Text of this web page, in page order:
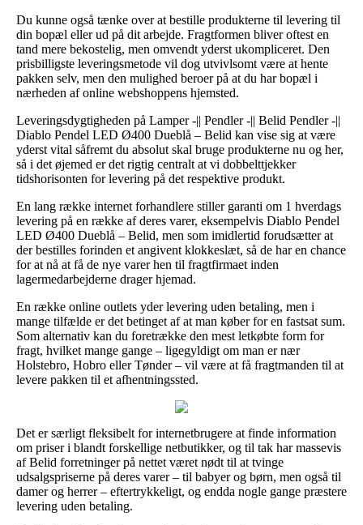
Du kunne også tænke over at bestille produkterne til levering til
din bopæl eller ud på dit arbejde. Fragtformen bliver oftest en
tand mere bekostelig, men omvendt yderst ukompliceret. Den
prisbilligste leveringsmetode vil dog utvivlsomt være at hente
pakken selv, men den mulighed beroer på at du har bopæl i
nærheden af online webshoppens hjemsted.
Leveringsdygtigheden på Lamper -|| Pendler -|| Belid Pendler -||
Diablo Pendel LED Ø400 Dueblå – Belid kan vise sig at være
yderst vital såfremt du absolut skal bruge produkterne nu og her,
så i det øjemed er det rigtig centralt at vi dobbelttjekker
tidshorisonten for levering på det respektive produkt.
En lang række internet forhandlere stiller garanti om 1 hverdags
levering på en række af deres varer, eksempelvis Diablo Pendel
LED Ø400 Dueblå – Belid, men som imidlertid forudsætter at
der bestilles forinden et angivent klokkeslæt, så de har en chance
for at nå at få de nye varer hen til fragtfirmaet inden
lagermedarbejderne drager hjemad.
En række online outlets yder levering uden betaling, men i
mange tilfælde er det betinget af at man køber for en fastsat sum.
Som alternativ kan du foretrække den mest letkøbte form for
fragt, hvilket mange gange – ligegyldigt om man er nær
Holstebro, Hobro eller Tønder – vil være at få fragtmanden til at
levere pakken til et afhentningssted.
Det er særligt fleksibelt for internetbrugere at finde information
om priser i blandt forskellige netbutikker, og til tak har massevis
af Belid forretninger på nettet været nødt til at tvinge
udsalgspriserne på deres varer – til babyer og børn, men også til
damer og herrer – eftertrykkeligt, og endda nogle gange præstere
levering uden betaling.